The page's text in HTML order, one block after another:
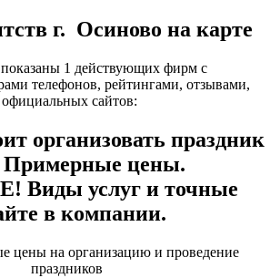
г. Осиново на карте
1 действующих фирм с
телефонов, рейтингами, отзывами,
сайтов:
организовать праздник
цены.
услуг и точные
в компании.
цены на организацию и проведение
праздников